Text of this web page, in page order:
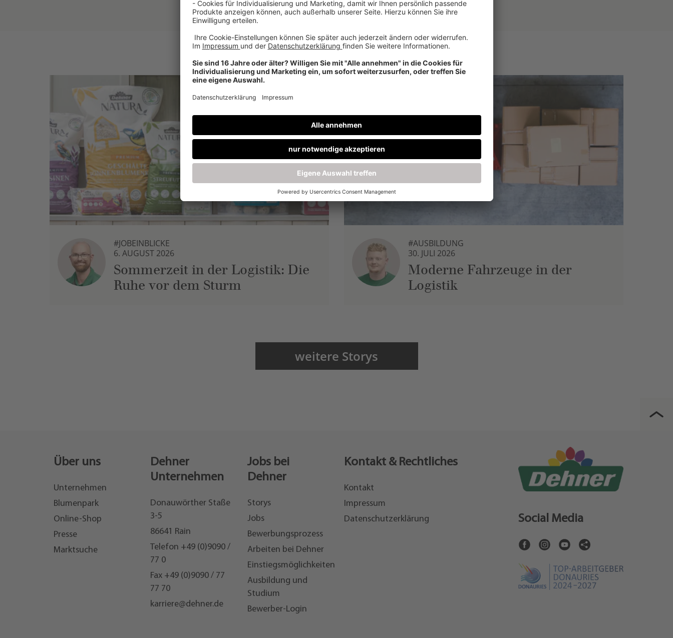
#JOBEINBLICKE
6. AUGUST 2026
Sommerzeit in der Logistik: Die
Ruhe vor dem Sturm
#AUSBILDUNG
30. JULI 2026
Moderne Fahrzeuge in der
Logistik
weitere Storys
Über uns
Unternehmen
Blumenpark
Online-Shop
Presse
Marktsuche
Dehner
Unternehmen
Donauwörther Staße
3-5
86641 Rain
Telefon +49 (0)9090 /
77 0
Fax +49 (0)9090 / 77
77 70
karriere@dehner.de
Jobs bei
Dehner
Storys
Jobs
Bewerbungsprozess
Arbeiten bei Dehner
Einstiegsmöglichkeiten
Ausbildung und
Studium
Bewerber-Login
Kontakt & Rechtliches
Kontakt
Impressum
Datenschutzerklärung
Social Media